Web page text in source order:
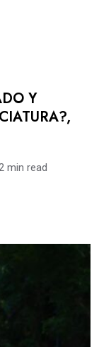
Y
min read